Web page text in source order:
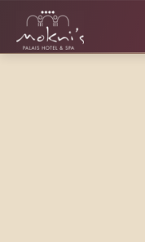
Inhalt
springen